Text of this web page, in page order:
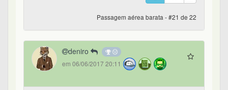
Passagem aérea barata - #21 de 22
deniro
em 06/06/2017 20:11